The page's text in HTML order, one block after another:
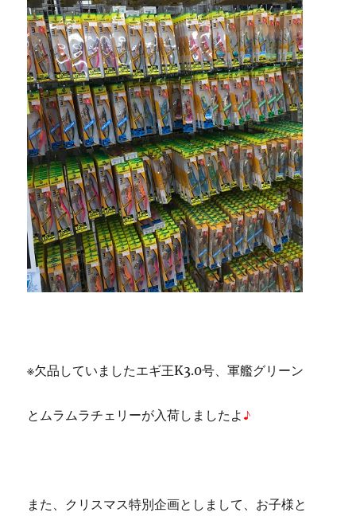
※欠品していましたエギ王K3.0号、軍艦グリーン
とムラムラチェリーが入荷しましたよ ♪
また、クリスマス特別企画としまして、お子様と